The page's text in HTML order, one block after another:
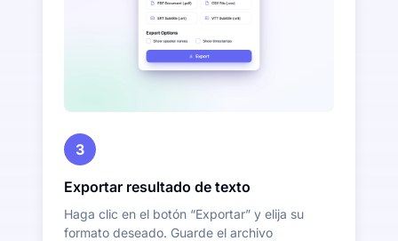
3
Exportar resultado de texto
Haga clic en el botón “Exportar” y elija su
formato deseado. Guarde el archivo